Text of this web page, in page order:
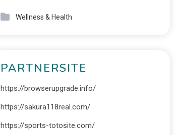
Wellness & Health
PARTNERSITE
https://browserupgrade.info/
https://sakura118real.com/
https://sports-totosite.com/